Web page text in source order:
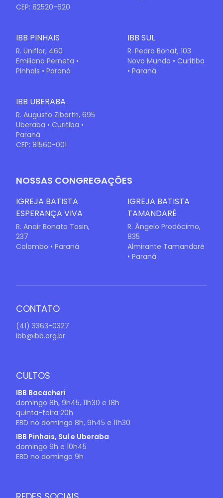
CEP: 82520-620
IBB PINHAIS
R. Uniflor, 460
Emiliano Perneta •
Pinhais • Paraná
IBB SUL
R. Pedro Bonat, 103
Novo Mundo • Curitiba
• Paraná
IBB UBERABA
R. Augusto Zibarth, 695
Uberaba • Curitiba •
Paraná
CEP: 81560-001
NOSSAS CONGREGAÇÕES
IGREJA BATISTA
ESPERANÇA VIVA
R. Anair Bonato Tosin,
237
Colombo • Paraná
IGREJA BATISTA
TAMANDARÉ
R. Ângelo Prodócimo,
835
Almirante Tamandaré
• Paraná
CONTATO
(41) 3363-0327
ibb@ibb.org.br
CULTOS
IBB Bacacheri
domingo 8h, 9h45, 11h30 e 18h
quinta-feira 20h
EBD no domingo 8h, 9h45 e 11h30
IBB Pinhais, Sul e Uberaba
domingo 9h e 10h45
EBD no domingo 9h